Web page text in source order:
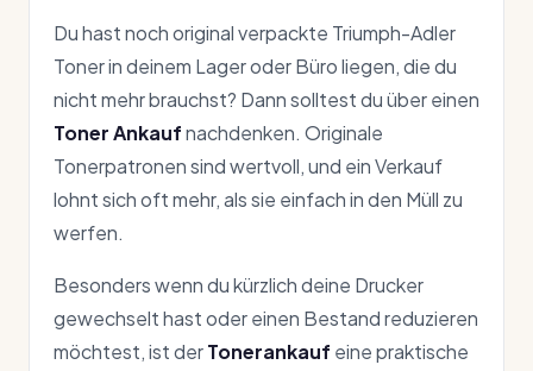
Du hast noch original verpackte Triumph-Adler
Toner in deinem Lager oder Büro liegen, die du
nicht mehr brauchst? Dann solltest du über einen
Toner Ankaufnachdenken. Originale
Tonerpatronen sind wertvoll, und ein Verkauf
lohnt sich oft mehr, als sie einfach in den Müll zu
werfen.
Besonders wenn du kürzlich deine Drucker
gewechselt hast oder einen Bestand reduzieren
möchtest, ist derTonerankauf eine praktische